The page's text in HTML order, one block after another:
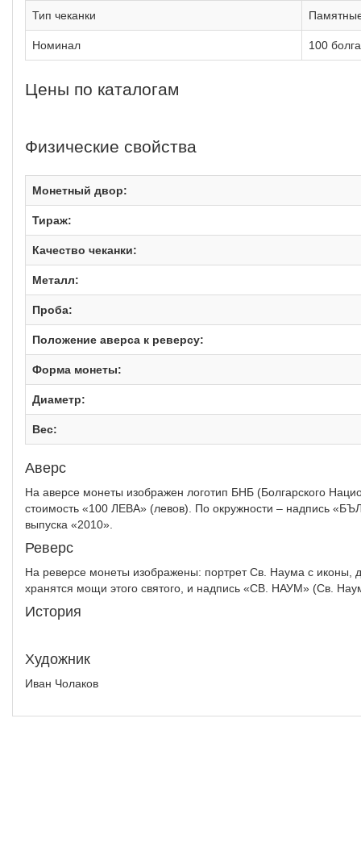
Тип чеканки
Номинал 100
Цены по каталогам
Физические свойства
Монетный двор:
Тираж:
Качество чеканки:
Металл:
Проба:
Положение аверса к реверсу:
Форма монеты:
Диаметр:
Вес:
Аверс
На аверсе монеты изображен логотип БНБ (Болгарского
стоимость «100 ЛЕВА» (левов). По окружности – надпись
выпуска «2010».
Реверс
На реверсе монеты изображены: портрет Св. Наума с иконы,
хранятся мощи этого святого, и надпись «СВ. НАУМ» (Св.
История
Художник
Иван Чолаков